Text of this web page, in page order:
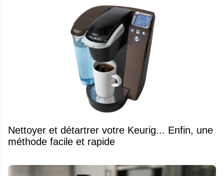
Nettoyer et détartrer votre Keurig... Enfin, une
méthode facile et rapide